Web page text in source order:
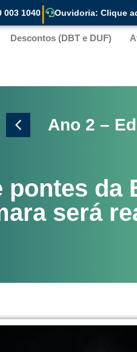
003 1040| Ouvidoria: Clique
Descontos (DBT e DUF)
Ano 2 –
da
será